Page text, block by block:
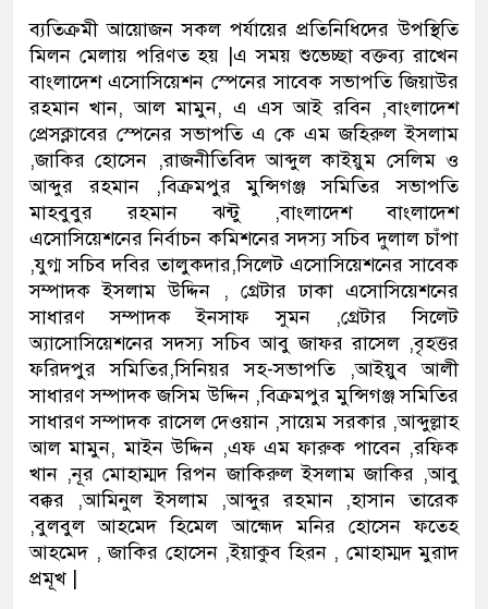
ব্যতিক্রমী আয়োজন সকল পর্যায়ের প্রতিনিধিদের উপস্থিতি
মিলন মেলায় পরিণত হয় |এ সময় শুভেচ্ছা বক্তব্য রাখেন
বাংলাদেশ এসোসিয়েশন স্পেনের সাবেক সভাপতি জিয়াউর
রহমান খান, আল মামুন, এ এস আই রবিন ,বাংলাদেশ
প্রেসক্লাবের স্পেনের সভাপতি এ কে এম জহিরুল ইসলাম
,জাকির হোসেন ,রাজনীতিবিদ আব্দুল কাইয়ুম সেলিম ও
আব্দুর রহমান ,বিক্রমপুর মুন্সিগঞ্জ সমিতির সভাপতি
মাহবুবুর রহমান ঝন্টু ,বাংলাদেশ বাংলাদেশ
এসোসিয়েশনের নির্বাচন কমিশনের সদস্য সচিব দুলাল চাঁপা
,যুগ্ম সচিব দবির তালুকদার,সিলেট এসোসিয়েশনের সাবেক
সম্পাদক ইসলাম উদ্দিন , গ্রেটার ঢাকা এসোসিয়েশনের
সাধারণ সম্পাদক ইনসাফ সুমন ,গ্রেটার সিলেট
অ্যাসোসিয়েশনের সদস্য সচিব আবু জাফর রাসেল ,বৃহত্তর
ফরিদপুর সমিতির,সিনিয়র সহ-সভাপতি ,আইয়ুব আলী
সাধারণ সম্পাদক জসিম উদ্দিন ,বিক্রমপুর মুন্সিগঞ্জ সমিতির
সাধারণ সম্পাদক রাসেল দেওয়ান ,সায়েম সরকার ,আব্দুল্লাহ
আল মামুন, মাইন উদ্দিন ,এফ এম ফারুক পাবেন ,রফিক
খান ,নূর মোহাম্মদ রিপন জাকিরুল ইসলাম জাকির ,আবু
বক্কর ,আমিনুল ইসলাম ,আব্দুর রহমান ,হাসান তারেক
,বুলবুল আহমেদ হিমেল আহ্মেদ মনির হোসেন ফতেহ
আহমেদ , জাকির হোসেন ,ইয়াকুব হিরন , মোহাম্মদ মুরাদ
প্রমূখ |